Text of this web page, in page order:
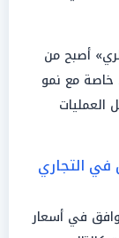
أصبح من
خاصة مع نمو
العمليات
في التجاري
في أسعار